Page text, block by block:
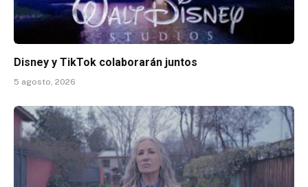
Disney y TikTok colaborarán juntos
5 agosto, 2026